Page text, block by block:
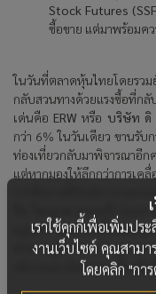
Stock Futures
ซื้อขาย แต่มาพร้อมคว
ในวันที่ตลาดหุ้นไทยโดยรว
กลับสวนทางด้วยแรงซื้อที่ก
เด่นคือ ERW หรือ บริษัท ดิ
กว่า 6%ในวันเดียว ขานรับ
ท่องเที่ยวกลับมาพิจารณาอีก
แต่หากมองให้ลึกกว่าการเค
กว่าคือการที่ปัจจัยบวกหลา
4
อยู่แล้ว และในปีนี้ยังมีเหตุ
ทำความรู้จักERWในฐานะก
อธิบายแนวคิดและเครื่องมือ
เราใช้คุกกี้เพื่อเพิ่มป
งานเว็บไซต์ คุณสามา
โดยคลิก "กา